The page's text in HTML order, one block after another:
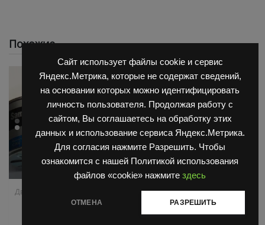
Сайт использует файлы cookie и сервис
Яндекс.Метрика, которые не содержат сведений,
на основании которых можно идентифицировать
личность пользователя. Продолжая работу с
сайтом, Вы соглашаетесь на обработку этих
данных и использование сервиса Яндекс.Метрика.
Для согласия нажмите Разрешить. Чтобы
ознакомится с нашей Политикой использования
файлов «cookie» нажмите здесь
ОТМЕНА РАЗРЕШИТЬ
Похожие
Двигатель Д3900
Балканкар
Двигатель Д3900,Запчасти
Балканкар,ТНВД
2500/3900